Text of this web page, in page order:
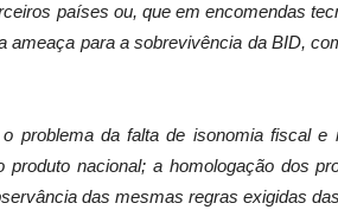
países ou, que em encomendas
ameaça para a sobrevivência da BID,
problema da falta de isonomia fiscal
produto nacional; a homologação dos
das mesmas regras exigidas